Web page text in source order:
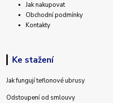
Jak nakupovat
Obchodní podmínky
Kontakty
Ke stažení
Jak fungují teflonové ubrusy
Odstoupení od smlouvy